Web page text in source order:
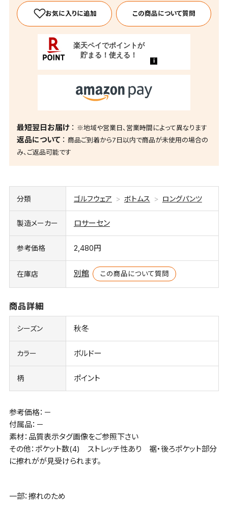
この商品について質問
最短翌日お届け ※地域や営業日、営業時間によって異なります
返品について
商品ご到着から7日以内で商品が未使用の場合の
み、ご返品可能です
分類 ゴルフウェア ボトムス ロングパンツ
製造メーカー ロサーセン
参考価格 2,480円
在庫店 別館 この商品について質問
商品詳細
シーズン 秋冬
カラー ボルドー
柄 ポイント
参考価格：－
付属品：－
素材：品質表示タグ画像をご参照下さい
その他：ポケット数(4) ストレッチ性あり 裾・後ろポケット部分
に擦れがが見受けられます。
一部：擦れのため